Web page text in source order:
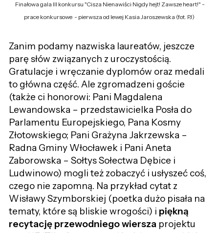
Finałowa gala III konkursu "Cisza Nienawiści Nigdy hejt! Zawsze heart!" -
prace konkursowe - pierwsza od lewej Kasia Jaroszewska (fot. PJ)
Zanim podamy nazwiska laureatów, jeszcze
parę słów związanych z uroczystością.
Gratulacje i wręczanie dyplomów oraz medali
to główna część. Ale zgromadzeni goście
(także ci honorowi: Pani Magdalena
Lewandowska – przedstawicielka Posła do
Parlamentu Europejskiego, Pana Kosmy
Złotowskiego; Pani Grażyna Jakrzewska –
Radna Gminy Włocławek i Pani Aneta
Zaborowska – Sołtys Sołectwa Dębice i
Ludwinowo) mogli też zobaczyć i usłyszeć coś,
czego nie zapomną. Na przykład cytat z
Wisławy Szymborskiej (poetka dużo pisała na
tematy, które są bliskie wrogości) i piękną
recytację przewodniego wierszaprojektu